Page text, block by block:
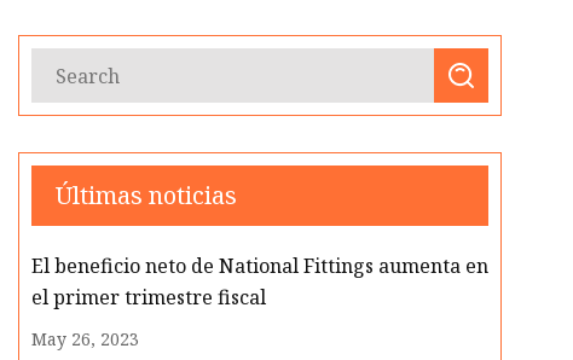
Últimas noticias
El beneficio neto de National Fittings aumenta en
el primer trimestre fiscal
May 26, 2023